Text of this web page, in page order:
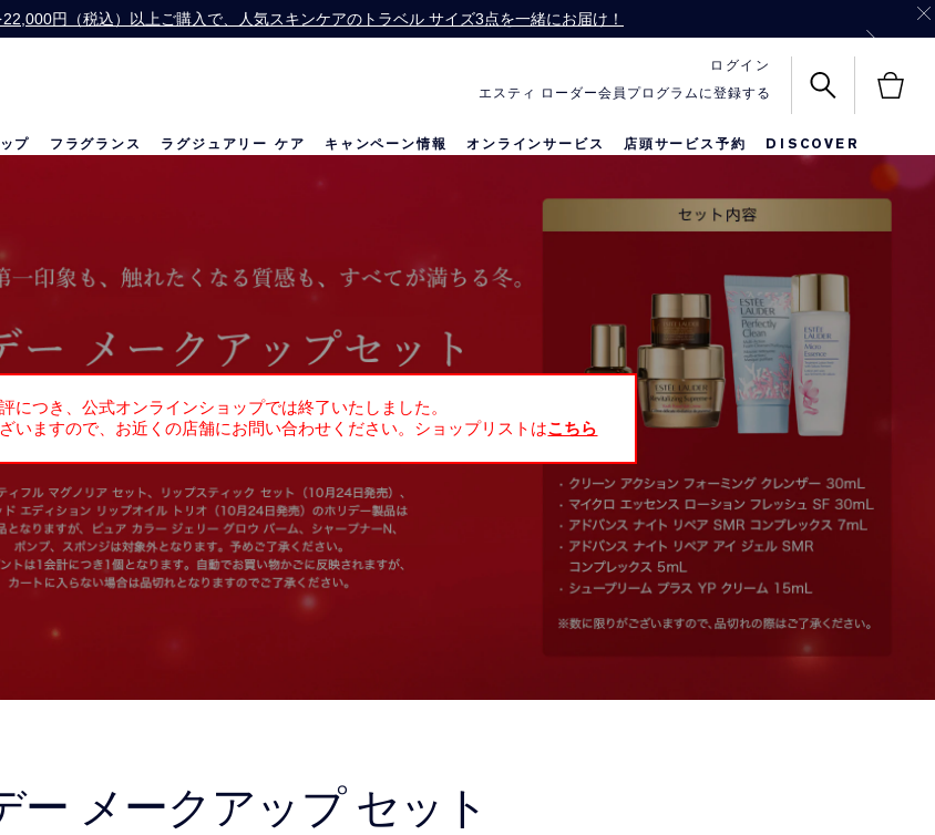
価格改定のお知らせ
ライン ショップで13,200円（税込）以上ご購入の方に、バッグをプレゼント！
円（税込）以上ご購入で、人気スキンケアのトラベル サイズ3点を一緒にお届け！
会計にPayPayをご利用いただけるようになりました。
エスティ ローダー会員プログラムに登録する
ログイン
プ フラグランス ラグジュアリー ケア キャンペーン情報 オンラインサービス 店頭サービス予約 DISCOVER
につき、公式オンラインショップでは終了いたしました。
いますので、お近くの店舗にお問い合わせください。ショップリストはこちら
ー メークアップ セット